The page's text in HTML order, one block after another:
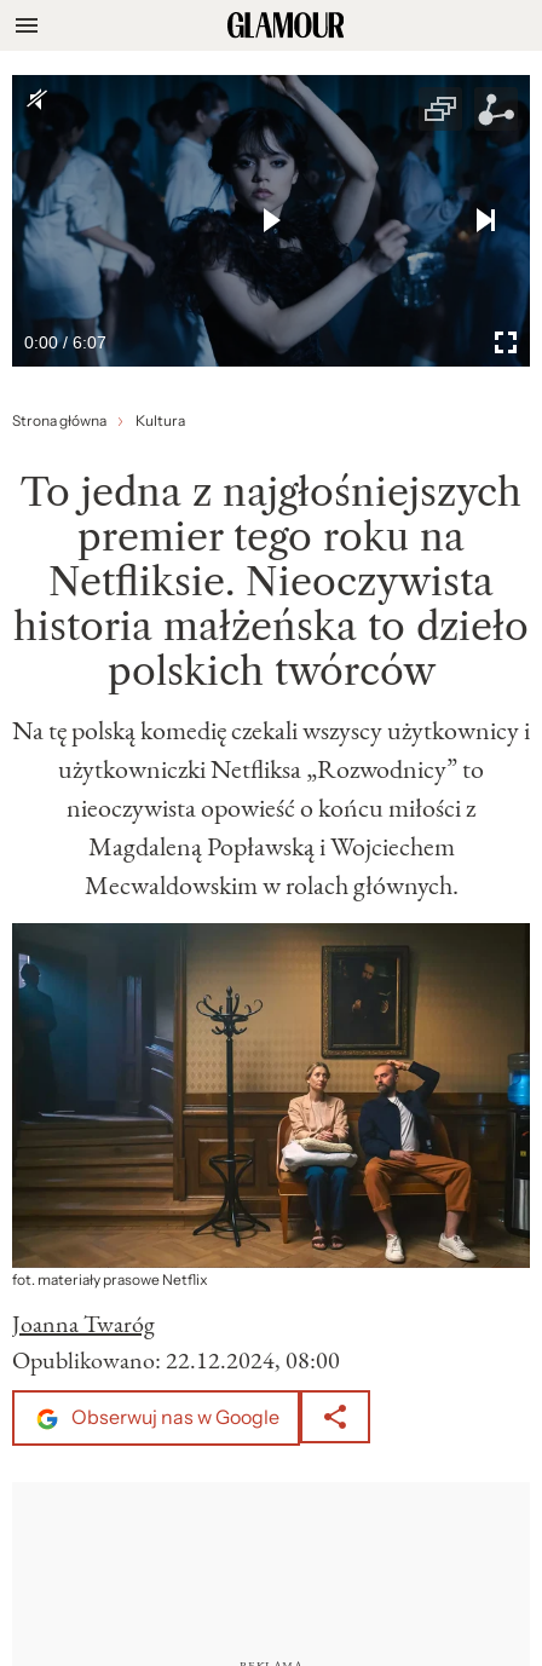
0:00 / 6:07
Strona główna Kultura
To jedna z najgłośniejszych
premier tego roku na
Netfliksie. Nieoczywista
historia małżeńska to dzieło
polskich twórców
Na tę polską komedię czekali wszyscy użytkownicy i
użytkowniczki Netfliksa „Rozwodnicy” to
nieoczywista opowieść o końcu miłości z
Magdaleną Popławską i Wojciechem
Mecwaldowskim w rolach głównych.
fot. materiały prasowe Netflix
Joanna Twaróg
Opublikowano:22.12.2024, 08:00
Obserwuj nas w Google